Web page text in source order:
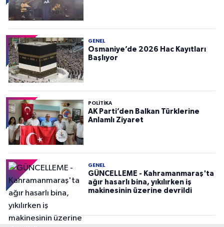
GENEL
Osmaniye’de 2026 Hac Kayıtları
Başlıyor
POLITIKA
AK Parti’den Balkan Türklerine
Anlamlı Ziyaret
GENEL
GÜNCELLEME - Kahramanmaraş'ta
ağır hasarlı bina, yıkılırken iş
makinesinin üzerine devrildi